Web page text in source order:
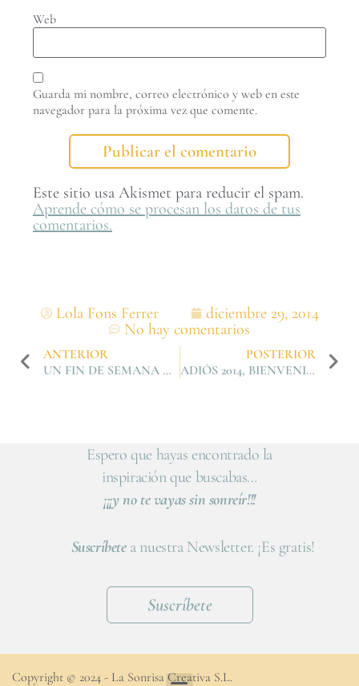
Web
Guarda mi nombre, correo electrónico y web en este
navegador para la próxima vez que comente.
Este sitio usa Akismet para reducir el spam.
Aprende cómo se procesan los datos de tus
comentarios.
Lola Fons Ferrer
diciembre 29, 2014
No hay comentarios
ANTERIOR
UN FIN DE SEMANA MUY COMPLETO
POSTERIOR
ADIÓS 2014, BIENVENIDO 2015
Espero que hayas encontrado la
inspiración que buscabas…
¡¡¡y no te vayas sin sonreír!!!
Suscríbetea nuestra Newsletter. ¡Es gratis!
Suscríbete
Copyright © 2024 - La Sonrisa Creativa S.L.